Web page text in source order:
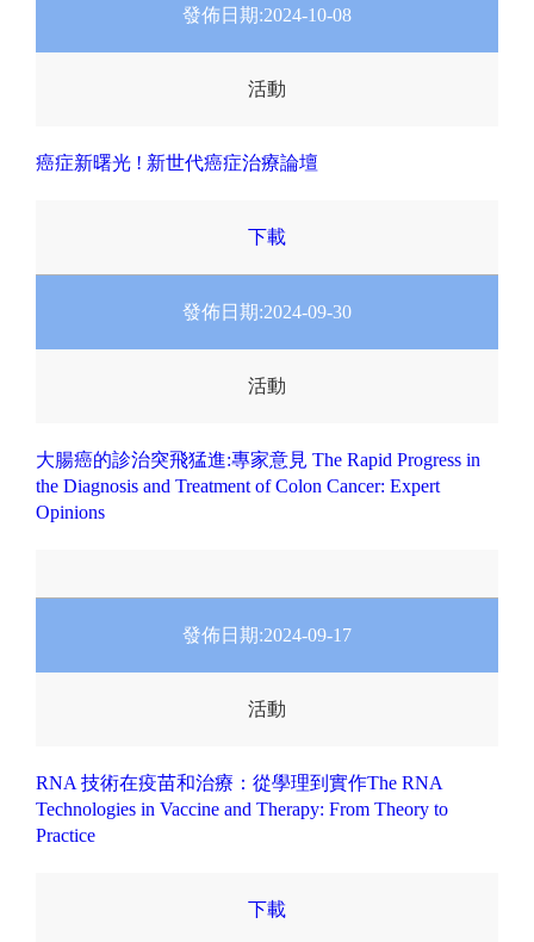
發佈日期:2024-10-08
活動
癌症新曙光 ! 新世代癌症治療論壇
下載
發佈日期:2024-09-30
活動
大腸癌的診治突飛猛進:專家意見 The Rapid Progress in
the Diagnosis and Treatment of Colon Cancer: Expert
Opinions
發佈日期:2024-09-17
活動
RNA 技術在疫苗和治療：從學理到實作The RNA
Technologies in Vaccine and Therapy: From Theory to
Practice
下載